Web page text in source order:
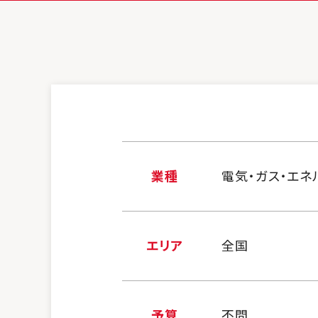
業種 電気・ガス・エ
エリア 全国